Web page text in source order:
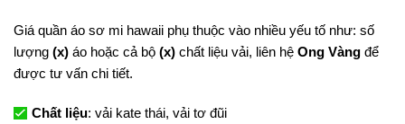
Giá quần áo sơ mi hawaii phụ thuộc vào nhiều yếu tố như: số
lượng (x)áo hoặc cả bộ (x) chất liệu vải, liên hệ Ong Vàngđể
được tư vấn chi tiết.
Chất liệu: vải kate thái, vải tơ đũi